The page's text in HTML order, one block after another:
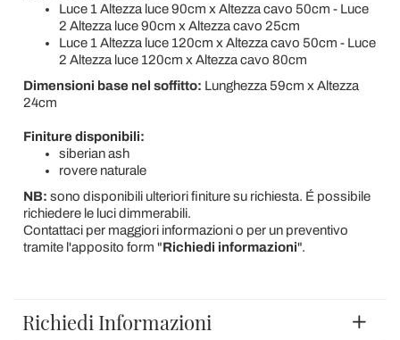
Luce 1 Altezza luce 90cm x Altezza cavo 50cm - Luce
2 Altezza luce 90cm x Altezza cavo 25cm
Luce 1 Altezza luce 120cm x Altezza cavo 50cm - Luce
2 Altezza luce 120cm x Altezza cavo 80cm
Dimensioni base nel soffitto: Lunghezza 59cm x Altezza
24cm
Finiture disponibili:
siberian ash
rovere naturale
NB: sono disponibili ulteriori finiture su richiesta. É possibile
richiedere le luci dimmerabili.
Contattaci per maggiori informazioni o per un preventivo
tramite l'apposito form "Richiedi informazioni".
Richiedi Informazioni